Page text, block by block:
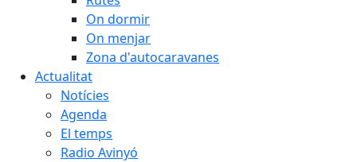
On dormir
On menjar
Zona d'autocaravanes
Actualitat
Notícies
Agenda
El temps
Radio Avinyó